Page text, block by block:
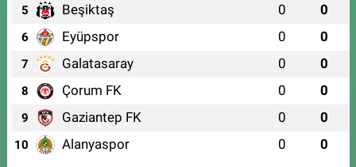
5 Beşiktaş 0 0
6 Eyüpspor 0 0
7 Galatasaray 0 0
8 Çorum FK 0 0
9 Gaziantep FK 0 0
10 Alanyaspor 0 0